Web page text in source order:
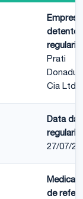
Empresa
Prati
Cia Ltda
Data da
27/07/
de